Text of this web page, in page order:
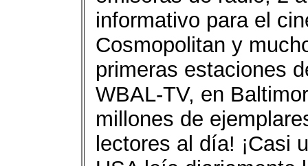
informativo para el
Cosmopolitan y
primeras estaciones
WBAL-TV, en
millones de
lectores al día! ¡Casi